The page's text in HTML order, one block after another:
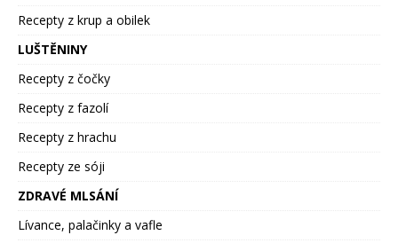
Recepty z krup a obilek
LUŠTĚNINY
Recepty z čočky
Recepty z fazolí
Recepty z hrachu
Recepty ze sóji
ZDRAVÉ MLSÁNÍ
Lívance, palačinky a vafle